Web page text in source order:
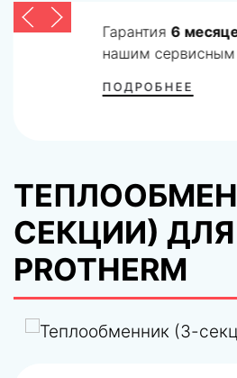
Гарантия 6
нашим сервисным
ПОДРОБНЕЕ
СЕКЦИИ) ДЛЯ
PROTHERM